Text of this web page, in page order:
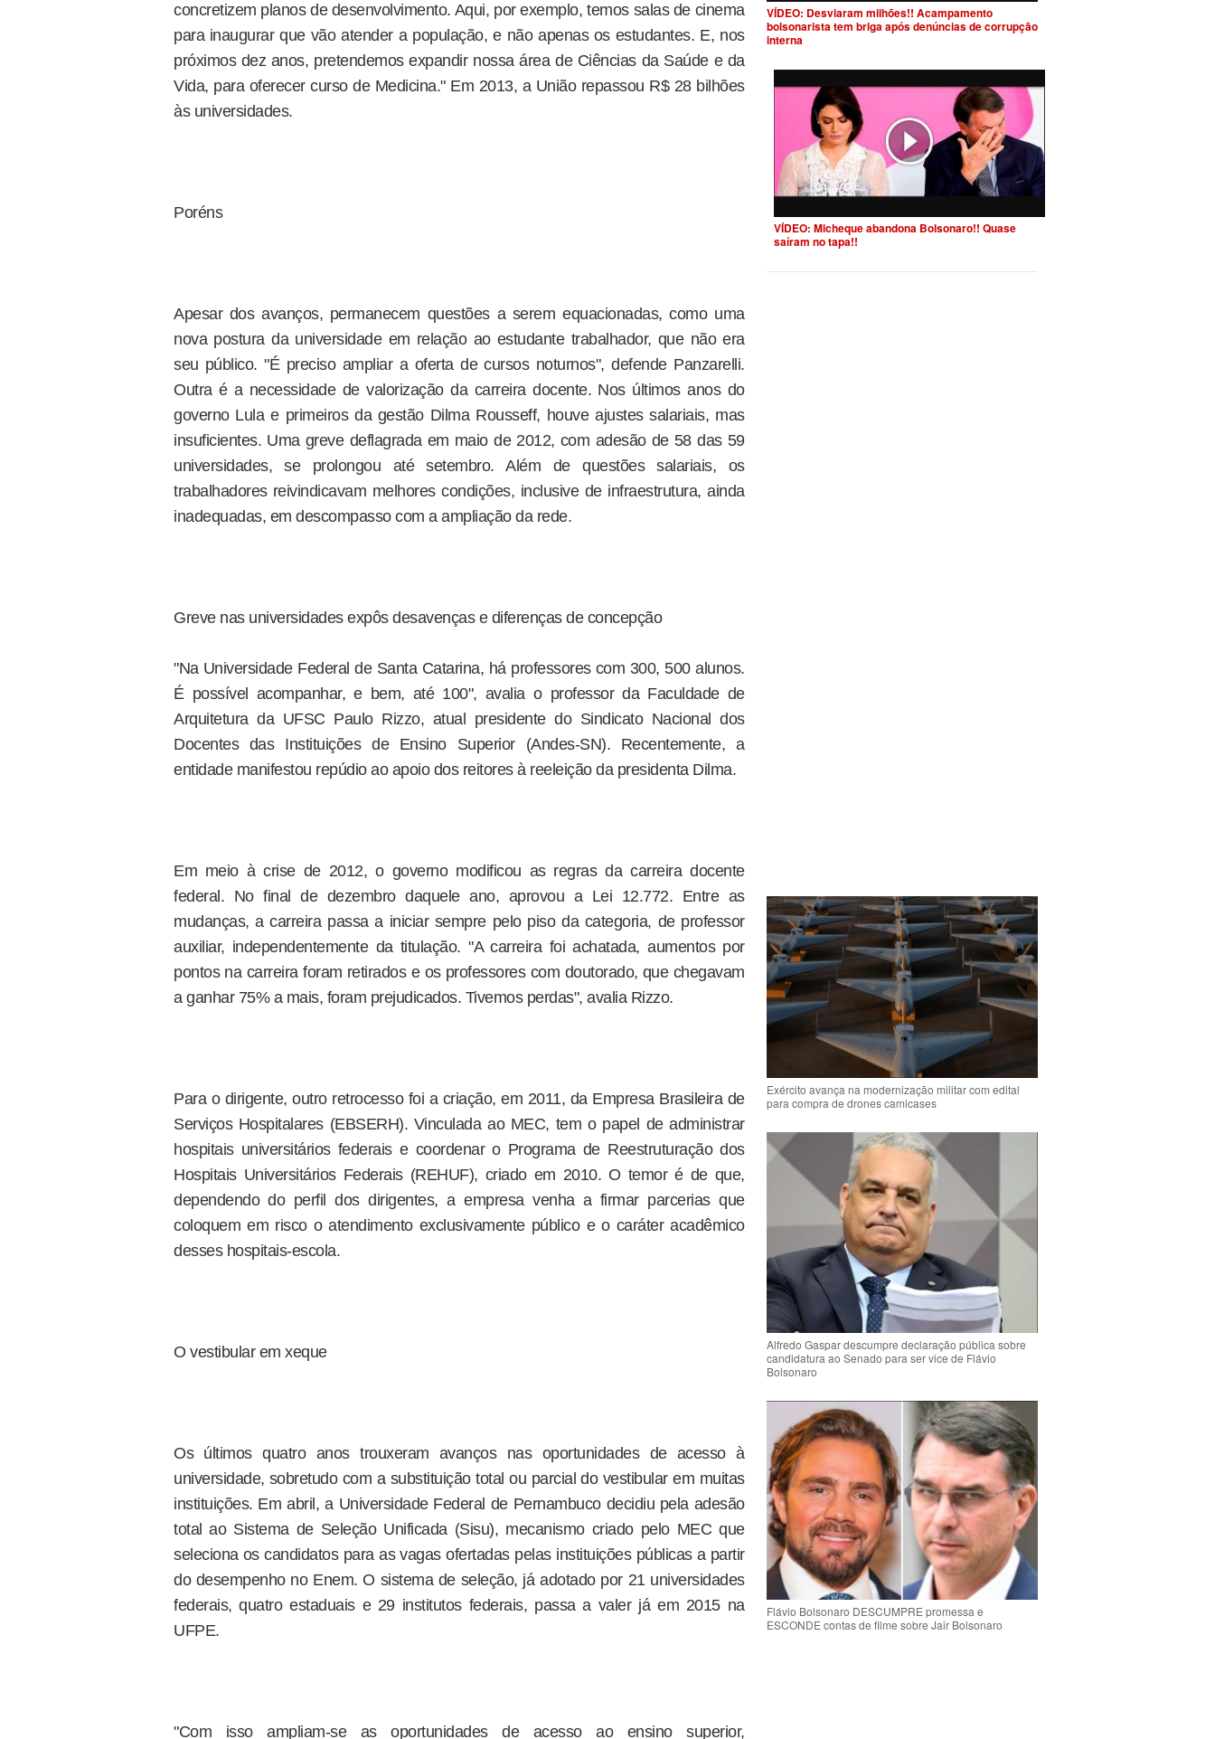
concretizem planos de desenvolvimento. Aqui, por exemplo, temos salas de cinema
para inaugurar que vão atender a população, e não apenas os estudantes. E, nos
próximos dez anos, pretendemos expandir nossa área de Ciências da Saúde e da
Vida, para oferecer curso de Medicina." Em 2013, a União repassou R$ 28 bilhões
às universidades.
Poréns
Apesar dos avanços, permanecem questões a serem equacionadas, como uma
nova postura da universidade em relação ao estudante trabalhador, que não era
seu público. "É preciso ampliar a oferta de cursos noturnos", defende Panzarelli.
Outra é a necessidade de valorização da carreira docente. Nos últimos anos do
governo Lula e primeiros da gestão Dilma Rousseff, houve ajustes salariais, mas
insuficientes. Uma greve deflagrada em maio de 2012, com adesão de 58 das 59
universidades, se prolongou até setembro. Além de questões salariais, os
trabalhadores reivindicavam melhores condições, inclusive de infraestrutura, ainda
inadequadas, em descompasso com a ampliação da rede.
Greve nas universidades expôs desavenças e diferenças de concepção
"Na Universidade Federal de Santa Catarina, há professores com 300, 500 alunos.
É possível acompanhar, e bem, até 100", avalia o professor da Faculdade de
Arquitetura da UFSC Paulo Rizzo, atual presidente do Sindicato Nacional dos
Docentes das Instituições de Ensino Superior (Andes-SN). Recentemente, a
entidade manifestou repúdio ao apoio dos reitores à reeleição da presidenta Dilma.
Em meio à crise de 2012, o governo modificou as regras da carreira docente
federal. No final de dezembro daquele ano, aprovou a Lei 12.772. Entre as
mudanças, a carreira passa a iniciar sempre pelo piso da categoria, de professor
auxiliar, independentemente da titulação. "A carreira foi achatada, aumentos por
pontos na carreira foram retirados e os professores com doutorado, que chegavam
a ganhar 75% a mais, foram prejudicados. Tivemos perdas", avalia Rizzo.
Para o dirigente, outro retrocesso foi a criação, em 2011, da Empresa Brasileira de
Serviços Hospitalares (EBSERH). Vinculada ao MEC, tem o papel de administrar
hospitais universitários federais e coordenar o Programa de Reestruturação dos
Hospitais Universitários Federais (REHUF), criado em 2010. O temor é de que,
dependendo do perfil dos dirigentes, a empresa venha a firmar parcerias que
coloquem em risco o atendimento exclusivamente público e o caráter acadêmico
desses hospitais-escola.
O vestibular em xeque
Os últimos quatro anos trouxeram avanços nas oportunidades de acesso à
universidade, sobretudo com a substituição total ou parcial do vestibular em muitas
instituições. Em abril, a Universidade Federal de Pernambuco decidiu pela adesão
total ao Sistema de Seleção Unificada (Sisu), mecanismo criado pelo MEC que
seleciona os candidatos para as vagas ofertadas pelas instituições públicas a partir
do desempenho no Enem. O sistema de seleção, já adotado por 21 universidades
federais, quatro estaduais e 29 institutos federais, passa a valer já em 2015 na
UFPE.
"Com isso ampliam-se as oportunidades de acesso ao ensino superior,
VÍDEO: Desviaram milhões!! Acampamento
bolsonarista tem briga após denúncias de corrupção
interna
VÍDEO: Micheque abandona Bolsonaro!! Quase
saíram no tapa!!
Exército avança na modernização militar com edital
para compra de drones camicases
Alfredo Gaspar descumpre declaração pública sobre
candidatura ao Senado para ser vice de Flávio
Bolsonaro
Flávio Bolsonaro DESCUMPRE promessa e
ESCONDE contas de filme sobre Jair Bolsonaro